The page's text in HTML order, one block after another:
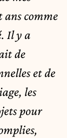
comme
Il y a
de
et de
les
pour